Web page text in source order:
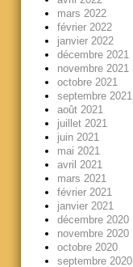
mars 2022
février 2022
janvier 2022
décembre 2021
novembre 2021
octobre 2021
septembre 2021
août 2021
juillet 2021
juin 2021
mai 2021
avril 2021
mars 2021
février 2021
janvier 2021
décembre 2020
novembre 2020
octobre 2020
septembre 2020